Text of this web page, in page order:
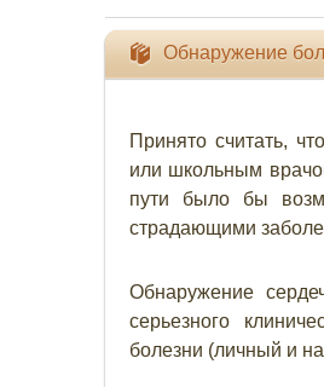
Обнаружение
Принято считать,
или школьным
пути было бы
страдающими
Обнаружение
серьезного
болезни (личный и